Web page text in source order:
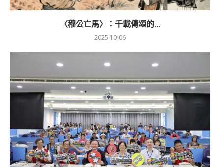
〈穆公亡馬〉：千載傳頌的...
2025-10-06